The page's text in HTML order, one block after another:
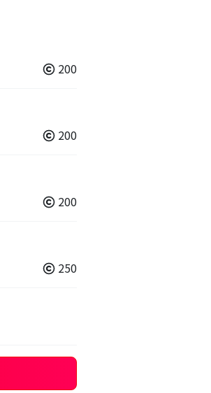
200
200
200
250